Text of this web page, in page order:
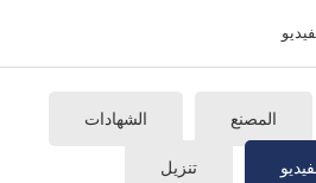
المصنع الشهادات
تنزيل